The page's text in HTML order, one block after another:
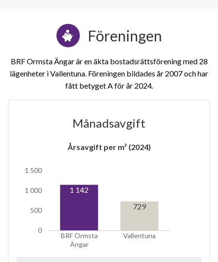
lägenhet
Föreningen
BRF Ormsta Ängar är en äkta bostadsrättsförening med 28
lägenheter i Vallentuna. Föreningen bildades år 2007 och har
fått betyget A för år 2024
Månadsavgift
Årsavgift per m² (2024)
BRF Ormsta
Ängar
Vallentuna
0
500
1 000
1 500
1 142
729